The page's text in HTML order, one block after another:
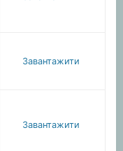
Завантажити
Завантажити